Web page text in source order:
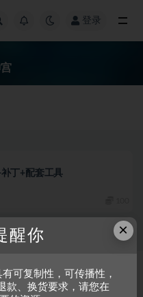
登录
丁+配套工具
reserved
粤ICP备2023002201
×
醒你
可复制性，可传播性，
款、换货要求，请您在